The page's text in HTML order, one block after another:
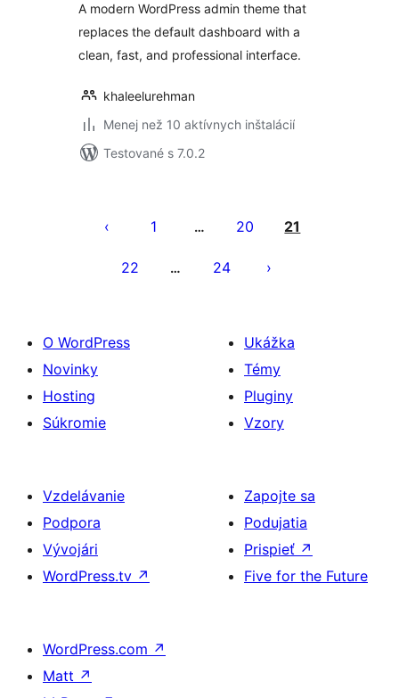
A modern WordPress admin theme that
replaces the default dashboard with a
clean, fast, and professional interface.
khaleelurehman
Menej než 10 aktívnych inštalácií
Testované s 7.0.2
príspevkov
1 … 20 21
22 … 24
O WordPress
Novinky
Hosting
Súkromie
Ukážka
Témy
Pluginy
Vzory
Vzdelávanie
Podpora
Vývojári
WordPress.tv ↗
Zapojte sa
Podujatia
Prispieť ↗
Five for the Future
WordPress.com ↗
Matt ↗